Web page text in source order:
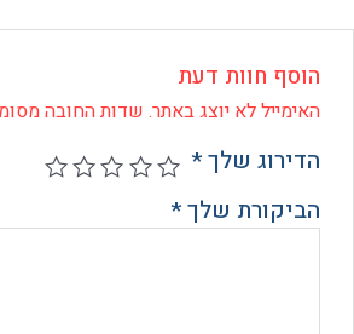
חוות דעת
לא יוצג באתר.שדות החובה מסומנים*
שלך*
שלך*